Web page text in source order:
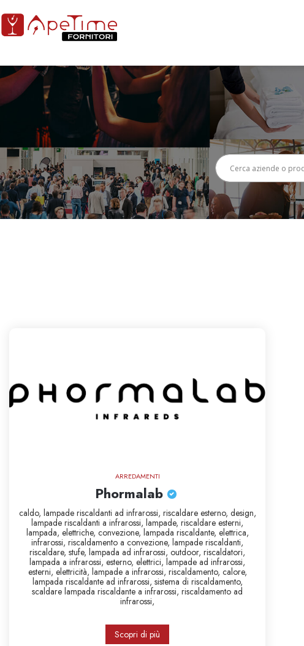
ARREDAMENTI
Phormalab
caldo, lampade riscaldanti ad infrarossi, riscaldare esterno, design,
lampade riscaldanti a infrarossi, lampade, riscaldare esterni,
lampada, elettriche, convezione, lampada riscaldante, elettrica,
infrarossi, riscaldamento a convezione, lampade riscaldanti,
riscaldare, stufe, lampada ad infrarossi, outdoor, riscaldatori,
lampada a infrarossi, esterno, elettrici, lampade ad infrarossi,
esterni, elettricità, lampade a infrarossi, riscaldamento, calore,
lampada riscaldante ad infrarossi, sistema di riscaldamento,
scaldare lampada riscaldante a infrarossi, riscaldamento ad
infrarossi,
Scopri di più